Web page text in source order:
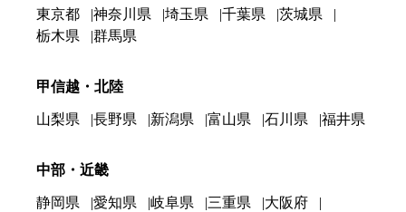
東京都 神奈川県 埼玉県 千葉県
茨城県
栃木県
群馬県
甲信越・北陸
山梨県 長野県 新潟県 富山県 石川県 福井県
中部・近畿
静岡県 愛知県 岐阜県 三重県
大阪府